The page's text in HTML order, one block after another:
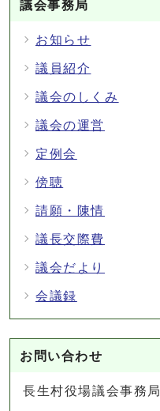
議会事務局
お知らせ
議員紹介
議会のしくみ
議会の運営
定例会
傍聴
請願・陳情
議長交際費
議会だより
会議録
お問い合わせ
長生村役場議会事務局